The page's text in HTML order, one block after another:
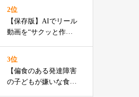
2位
【保存版】AIでリール
動画を“サクッと作る”3
3位
【偏食のある発達障害
の子どもが嫌いな食べ